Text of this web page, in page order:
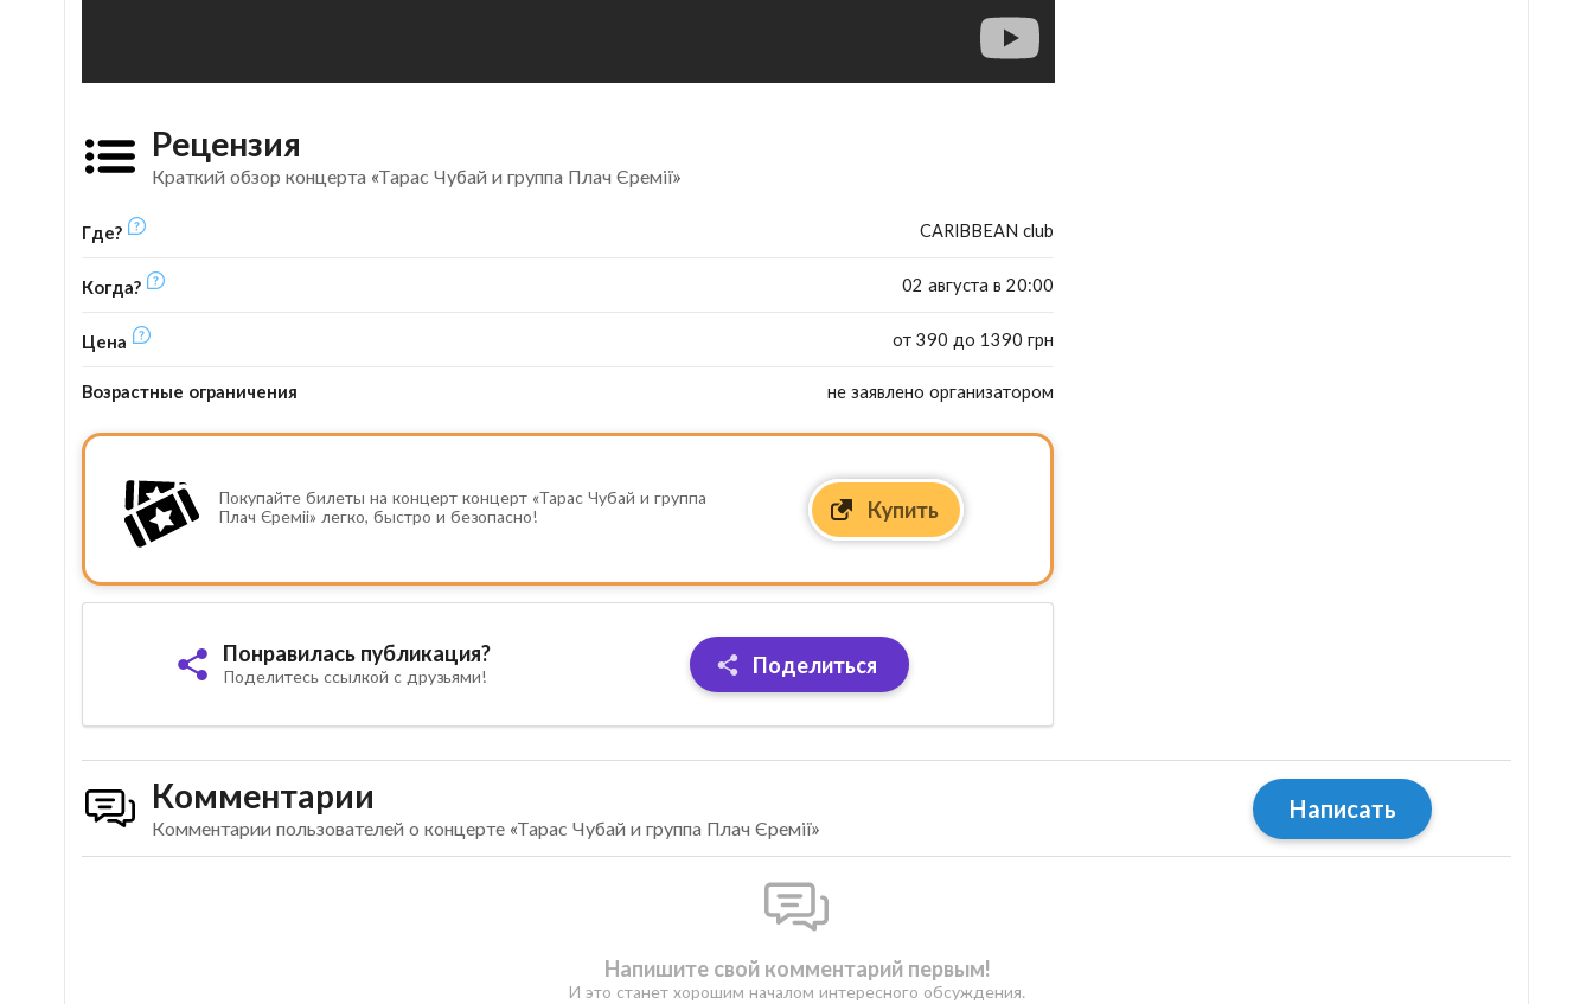
Рецензия
Краткий обзор концерта «Тарас Чубай и группа Плач Єремії»
Где? CARIBBEAN club
Когда? 02 августа в 20:00
Цена от 390 до 1390 грн
Возрастные ограничения не заявлено организатором
Покупайте билеты на концерт концерт «Тарас Чубай и группа
Плач Єреміі» легко, быстро и безопасно!
Купить
Понравилась публикация?
Поделитесь ссылкой с друзьями! Поделиться
Комментарии
Комментарии пользователей о концерте «Тарас Чубай и группа Плач Єремії»
Написать
Напишите свой комментарий первым!
И это станет хорошим началом интересного обсуждения.